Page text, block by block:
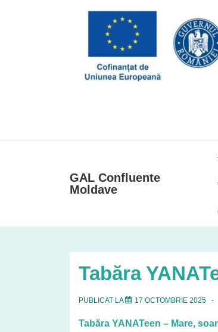
GAL Confluente
Moldave
Tabăra
PUBLICAT LA 17 OCTOMBRIE 2025
Tabăra YANATeen – Mare,